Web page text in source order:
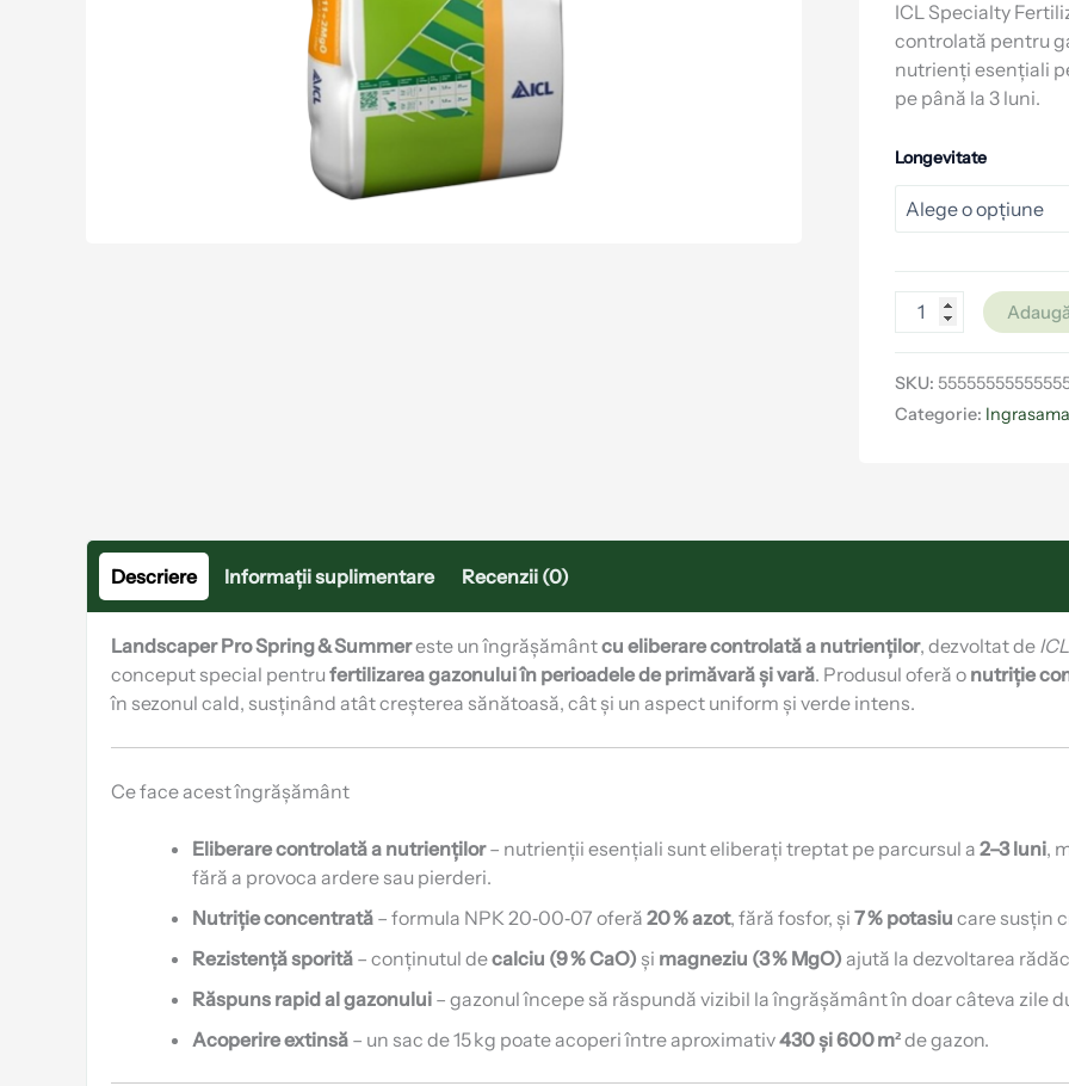
ICL Specialty
controlată pentru
nutrienți esențiali
pe până la 3 luni.
Longevitate
SKU:
Categorie:
Descriere Informații suplimentare Recenzii (0)
Landscaper Pro Spring & Summereste un îngrășământcu eliberare controlată a nutrienților, dezvoltat de
conceput special pentru fertilizarea gazonului în perioadele de primăvară și vară. Produsul oferă o nutriție
în sezonul cald, susținând atât creșterea sănătoasă, cât și un aspect uniform și verde intens.
Ce face acest îngrășământ
Eliberare controlată a nutrienților– nutrienții esențiali sunt eliberați treptat pe parcursul a 2–3 luni,
fără a provoca ardere sau pierderi.
Nutriție concentrată – formula NPK 20‑00‑07 oferă 20 % azot, fără fosfor, și 7 % potasiu care susțin
Rezistență sporită – conținutul decalciu (9 % CaO) și magneziu (3 % MgO) ajută la dezvoltarea
Răspuns rapid al gazonului – gazonul începe să răspundă vizibil la îngrășământ în doar câteva zile
Acoperire extinsă – un sac de 15 kg poate acoperi între aproximativ430 și 600 m²de gazon.